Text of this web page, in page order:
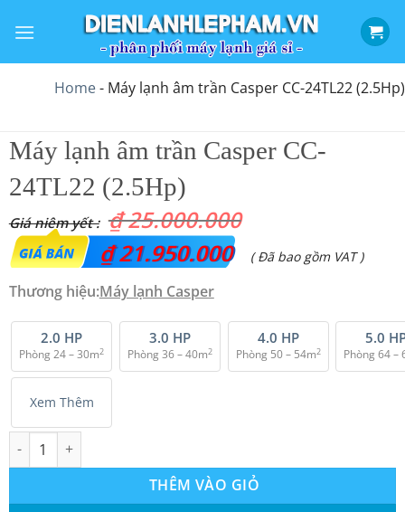
qua
Home- Máy lạnh âm trần Casper CC-24TL22 (2.5Hp)
Máy lạnh âm trần Casper CC-
24TL22 (2.5Hp)
₫25.000.000
Giá
gốc
₫ 25.000.000.
₫21.950.000
Giá
là:
₫ 21.950.000.
( Đã bao gồm VAT )
Thương hiệu:Máy lạnh Casper
2.0 HP
Phòng 24 – 30m2
3.0 HP
Phòng 36 – 40m2
4.0 HP
Phòng 50 – 54m2
5.0
Phòng 64 –
Xem Thêm
Máy lạnh âm trần Casper CC-24TL22 (2.5Hp) số lượng
THÊM VÀO GIỎ